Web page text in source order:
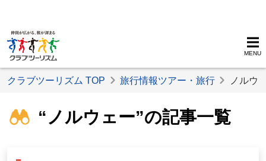
MENU
クラブツーリズム TOP 旅行情報ツアー・旅行 ノルウ
“ノルウェー”の記事一覧